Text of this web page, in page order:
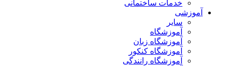
خدمات ساختمانی
آموزشی
سایر
آموزشگاه
آموزشگاه زبان
آموزشگاه کنکور
آموزشگاه رانندگی